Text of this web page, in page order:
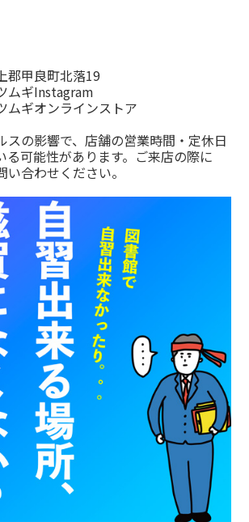
郡甲良町北落19
ムギInstagram
ムギオンラインストア
スの影響で、店舗の営業時間・定休日
る可能性があります。ご来店の際に
合わせください。